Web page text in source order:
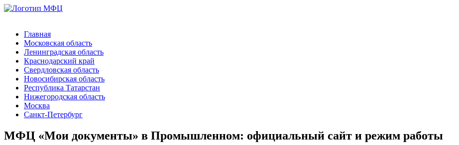
Главная
Московская область
Ленинградская область
Краснодарский край
Свердловская область
Новосибирская область
Республика Татарстан
Нижегородская область
Москва
Санкт-Петербург
МФЦ «Мои документы» в Промышленном: официальный сайт и режим работы